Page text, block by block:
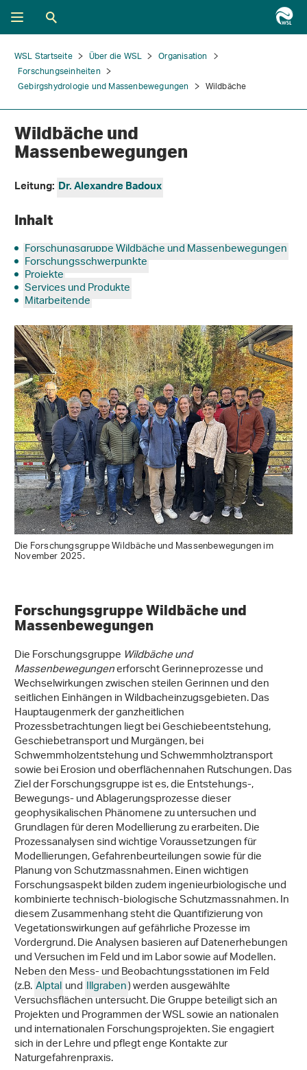
WSL Startseite Über die WSL
Organisation
Forschungseinheiten
Gebirgshydrologie und Massenbewegungen
Wildbäche
Wildbäche und
Massenbewegungen
Leitung: Dr. Alexandre Badoux
Inhalt
Forschungsgruppe Wildbäche und Massenbewegungen
Forschungsschwerpunkte
Projekte
Services und Produkte
Mitarbeitende
Die Forschungsgruppe Wildbäche und Massenbewegungen im
November 2025.
Forschungsgruppe Wildbäche und
Massenbewegungen
Die Forschungsgruppe Wildbäche und
Massenbewegungenerforscht Gerinneprozesse und
Wechselwirkungen zwischen steilen Gerinnen und den
seitlichen Einhängen in Wildbacheinzugsgebieten. Das
Hauptaugenmerk der ganzheitlichen
Prozessbetrachtungen liegt bei Geschiebeentstehung,
Geschiebetransport und Murgängen, bei
Schwemmholzentstehung und Schwemmholztransport
sowie bei Erosion und oberflächennahen Rutschungen. Das
Ziel der Forschungsgruppe ist es, die Entstehungs-,
Bewegungs- und Ablagerungsprozesse dieser
geophysikalischen Phänomene zu untersuchen und
Grundlagen für deren Modellierung zu erarbeiten. Die
Prozessanalysen sind wichtige Voraussetzungen für
Modellierungen, Gefahrenbeurteilungen sowie für die
Planung von Schutzmassnahmen. Einen wichtigen
Forschungsaspekt bilden zudem ingenieurbiologische und
kombinierte technisch-biologische Schutzmassnahmen. In
diesem Zusammenhang steht die Quantifizierung von
Vegetationswirkungen auf gefährliche Prozesse im
Vordergrund. Die Analysen basieren auf Datenerhebungen
und Versuchen im Feld und im Labor sowie auf Modellen.
Neben den Mess- und Beobachtungsstationen im Feld
(z.B.Alptalund Illgraben) werden ausgewählte
Versuchsflächen untersucht. Die Gruppe beteiligt sich an
Projekten und Programmen der WSL sowie an nationalen
und internationalen Forschungsprojekten. Sie engagiert
sich in der Lehre und pflegt enge Kontakte zur
Naturgefahrenpraxis.